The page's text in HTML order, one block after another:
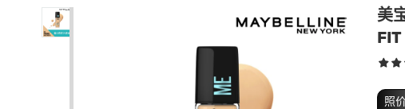
美
照